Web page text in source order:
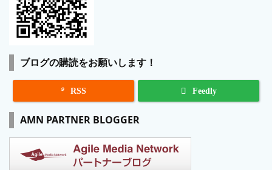
ブログの購読をお願いします！
 RSS Feedly
AMN PARTNER BLOGGER